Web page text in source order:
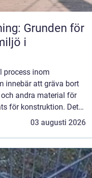
Grunden för
i
process inom
innebär att gräva bort
andra material för
för konstruktion. Det
säkerställer att g...
03 augusti 2026